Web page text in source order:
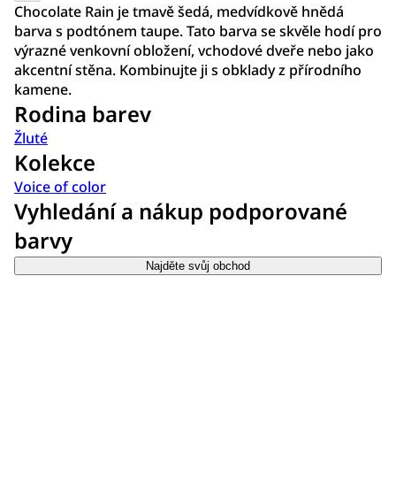
Chocolate Rain je tmavě šedá, medvídkově hnědá
barva s podtónem taupe. Tato barva se skvěle hodí pro
výrazné venkovní obložení, vchodové dveře nebo jako
akcentní stěna. Kombinujte ji s obklady z přírodního
kamene.
Rodina barev
Žluté
Kolekce
Voice of color
Vyhledání a nákup podporované
barvy
Najděte svůj obchod